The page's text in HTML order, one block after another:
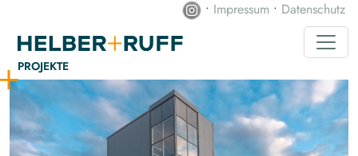
• Impressum • Datenschutz
PROJEKTE